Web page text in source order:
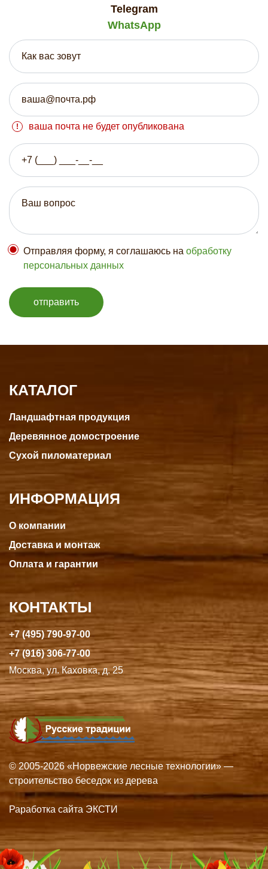
Telegram
WhatsApp
ваша почта не будет опубликована
Отправляя форму, я соглашаюсь на обработку
персональных данных
отправить
КАТАЛОГ
Ландшафтная продукция
Деревянное домостроение
Сухой пиломатериал
ИНФОРМАЦИЯ
О компании
Доставка и монтаж
Оплата и гарантии
КОНТАКТЫ
+7 (495) 790-97-00
+7 (916) 306-77-00
Москва, ул. Каховка, д. 25
© 2005-2026 «Норвежские лесные технологии» —
строительство беседок из дерева
Раработка сайта ЭКСТИ